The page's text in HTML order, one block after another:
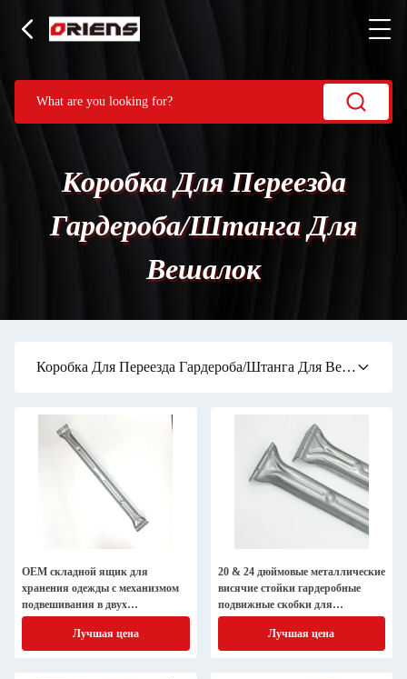
Коробка Для Переезда
Гардероба/Штанга Для
Вешалок
Коробка Для Переезда Гардероба/Штанга Для Вешалок
OEM складной ящик для
хранения одежды с механизмом
подвешивания в двух
положениях
Лучшая цена
20 & 24 дюймовые металлические
висячие стойки гардеробные
подвижные скобки для
улучшения организации
Лучшая цена